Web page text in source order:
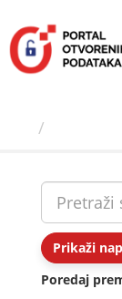
sadržaj
Prikaži
Poredaj